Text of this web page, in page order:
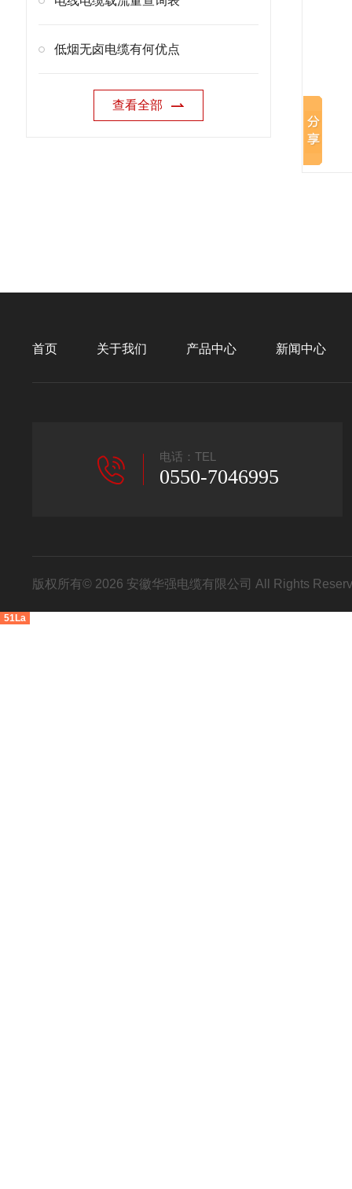
低烟无卤电缆有何优点
查看全部
首页 关于我们 产品中心 新闻中心
电话：TEL
0550-7046995
版权所有© 2026 安徽华强电缆有限公司 All Rights
51La